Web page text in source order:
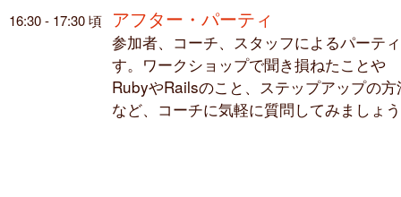
16:30 - 17:30 頃 アフター・パーティ
参加者、コーチ、スタッフによるパーテ
す。ワークショップで聞き損ねたことや
RubyやRailsのこと、ステップアップの方
など、コーチに気軽に質問してみましょ